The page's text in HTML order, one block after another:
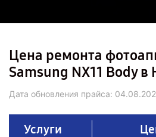
Цена ремонта
Samsung NX11 Body в
Дата обновления прайса:
Услуги